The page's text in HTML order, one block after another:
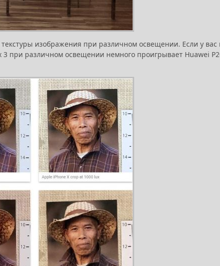
изображения при различном освещении. Если у вас
при различном освещении немного проигрывает Huawei